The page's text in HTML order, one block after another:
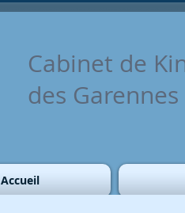
Cabinet de
des Garennes
Accueil